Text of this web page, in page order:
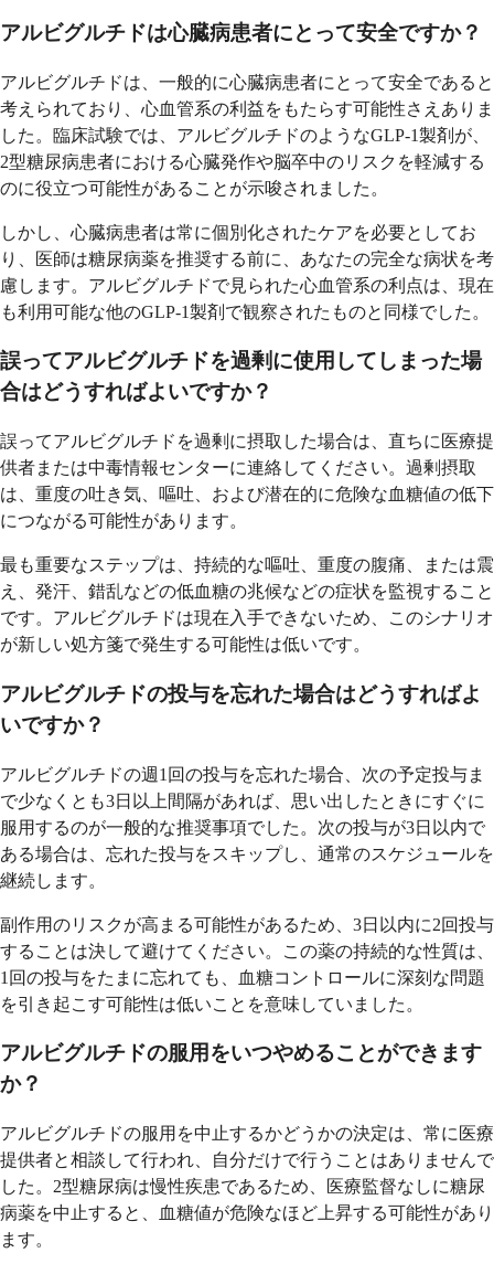
アルビグルチドは心臓病患者にとって安全ですか？
アルビグルチドは、一般的に心臓病患者にとって安全であると
考えられており、心血管系の利益をもたらす可能性さえありま
した。臨床試験では、アルビグルチドのようなGLP-1製剤が、
2型糖尿病患者における心臓発作や脳卒中のリスクを軽減する
のに役立つ可能性があることが示唆されました。
しかし、心臓病患者は常に個別化されたケアを必要としてお
り、医師は糖尿病薬を推奨する前に、あなたの完全な病状を考
慮します。アルビグルチドで見られた心血管系の利点は、現在
も利用可能な他のGLP-1製剤で観察されたものと同様でした。
誤ってアルビグルチドを過剰に使用してしまった場
合はどうすればよいですか？
誤ってアルビグルチドを過剰に摂取した場合は、直ちに医療提
供者または中毒情報センターに連絡してください。過剰摂取
は、重度の吐き気、嘔吐、および潜在的に危険な血糖値の低下
につながる可能性があります。
最も重要なステップは、持続的な嘔吐、重度の腹痛、または震
え、発汗、錯乱などの低血糖の兆候などの症状を監視すること
です。アルビグルチドは現在入手できないため、このシナリオ
が新しい処方箋で発生する可能性は低いです。
アルビグルチドの投与を忘れた場合はどうすればよ
いですか？
アルビグルチドの週1回の投与を忘れた場合、次の予定投与ま
で少なくとも3日以上間隔があれば、思い出したときにすぐに
服用するのが一般的な推奨事項でした。次の投与が3日以内で
ある場合は、忘れた投与をスキップし、通常のスケジュールを
継続します。
副作用のリスクが高まる可能性があるため、3日以内に2回投与
することは決して避けてください。この薬の持続的な性質は、
1回の投与をたまに忘れても、血糖コントロールに深刻な問題
を引き起こす可能性は低いことを意味していました。
アルビグルチドの服用をいつやめることができます
か？
アルビグルチドの服用を中止するかどうかの決定は、常に医療
提供者と相談して行われ、自分だけで行うことはありませんで
した。2型糖尿病は慢性疾患であるため、医療監督なしに糖尿
病薬を中止すると、血糖値が危険なほど上昇する可能性があり
ます。